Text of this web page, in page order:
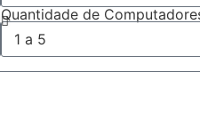
Quantidade de